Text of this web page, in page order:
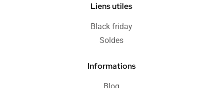
Liens utiles
Black friday
Soldes
Informations